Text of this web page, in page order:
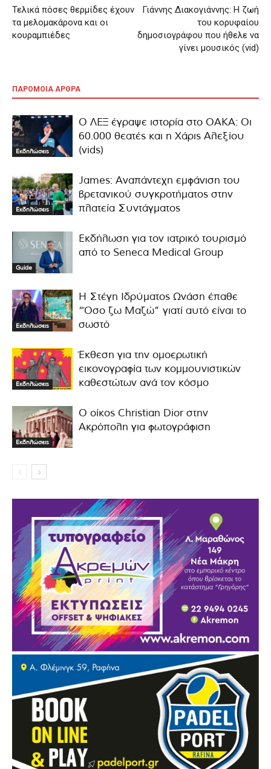
Τελικά πόσες θερμίδες έχουν
τα μελομακάρονα και οι
κουραμπιέδες
Γιάννης Διακογιάννης: Η ζωή
του κορυφαίου
δημοσιογράφου που ήθελε να
γίνει μουσικός (vid)
ΠΑΡΟΜΟΙΑ ΑΡΘΡΑ
Εκδηλώσεις
Ο ΛΕΞ έγραψε ιστορία στο ΟΑΚΑ: Οι
60.000 θεατές και η Χάρις Αλεξίου
(vids)
Εκδηλώσεις
James: Αναπάντεχη εμφάνιση του
βρετανικού συγκροτήματος στην
πλατεία Συντάγματος
Guide
Εκδήλωση για τον ιατρικό τουρισμό
από το Seneca Medical Group
Εκδηλώσεις
Η Στέγη Ιδρύματος Ωνάση έπαθε
“Όσο ζω Μαζώ” γιατί αυτό είναι το
σωστό
Εκδηλώσεις
Έκθεση για την ομοερωτική
εικονογραφία των κομμουνιστικών
καθεστώτων ανά τον κόσμο
Εκδηλώσεις
Ο οίκος Christian Dior στην
Ακρόπολη για φωτογράφιση